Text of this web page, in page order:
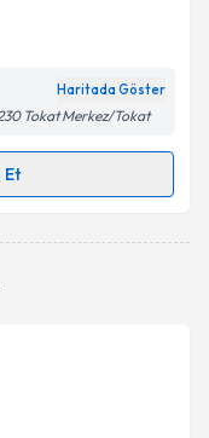
Haritada Göster
Tokat Merkez/Tokat
Et
almanız için bir